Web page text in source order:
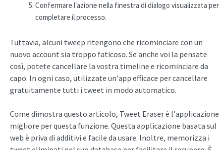
Confermare l'azione nella finestra di dialogo visualizzata per
completare il processo.
Tuttavia, alcuni tweep ritengono che ricominciare con un
nuovo account sia troppo faticoso. Se anche voi la pensate
così, potete cancellare la vostra timeline e ricominciare da
capo. In ogni caso, utilizzate un'app efficace per cancellare
gratuitamente tutti i tweet in modo automatico.
Come dimostra questo articolo, Tweet Eraser è l'applicazione
migliore per questa funzione. Questa applicazione basata sul
web è priva di additivi e facile da usare. Inoltre, memorizza i